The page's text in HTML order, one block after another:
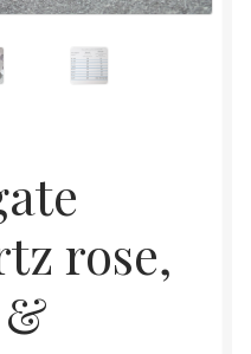
rose,